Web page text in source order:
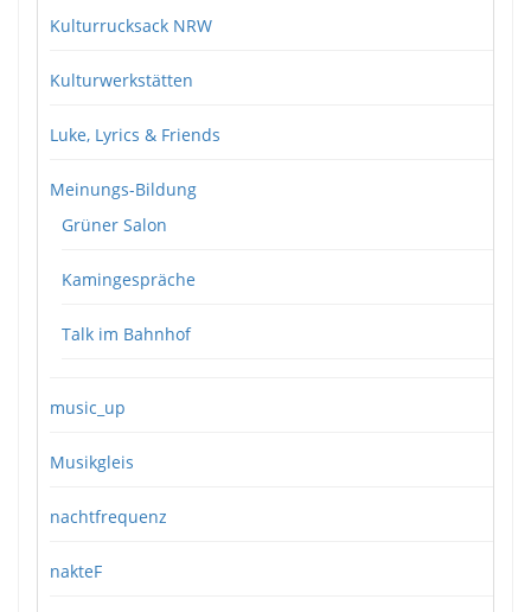
Kulturrucksack NRW
Kulturwerkstätten
Luke, Lyrics & Friends
Meinungs-Bildung
Grüner Salon
Kamingespräche
Talk im Bahnhof
music_up
Musikgleis
nachtfrequenz
nakteF